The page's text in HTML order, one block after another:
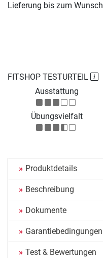
FITSHOP TESTURTEIL
Ausstattung
Übungsvielfalt
Lieferung bis zum
Produktdetails
Beschreibung
Dokumente
Garantiebedingungen
Test & Bewertungen